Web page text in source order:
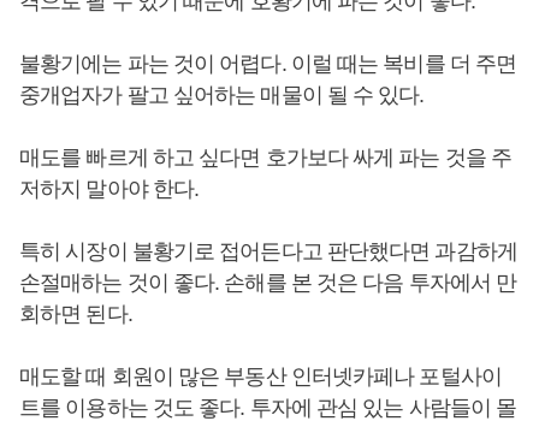
불황기에는 파는 것이 어렵다. 이럴 때는 복비를 더 주면
중개업자가 팔고 싶어하는 매물이 될 수 있다.
매도를 빠르게 하고 싶다면 호가보다 싸게 파는 것을 주
저하지 말아야 한다.
특히 시장이 불황기로 접어든다고 판단했다면 과감하게
손절매하는 것이 좋다. 손해를 본 것은 다음 투자에서 만
회하면 된다.
매도할 때 회원이 많은 부동산 인터넷카페나 포털사이
트를 이용하는 것도 좋다. 투자에 관심 있는 사람들이 몰